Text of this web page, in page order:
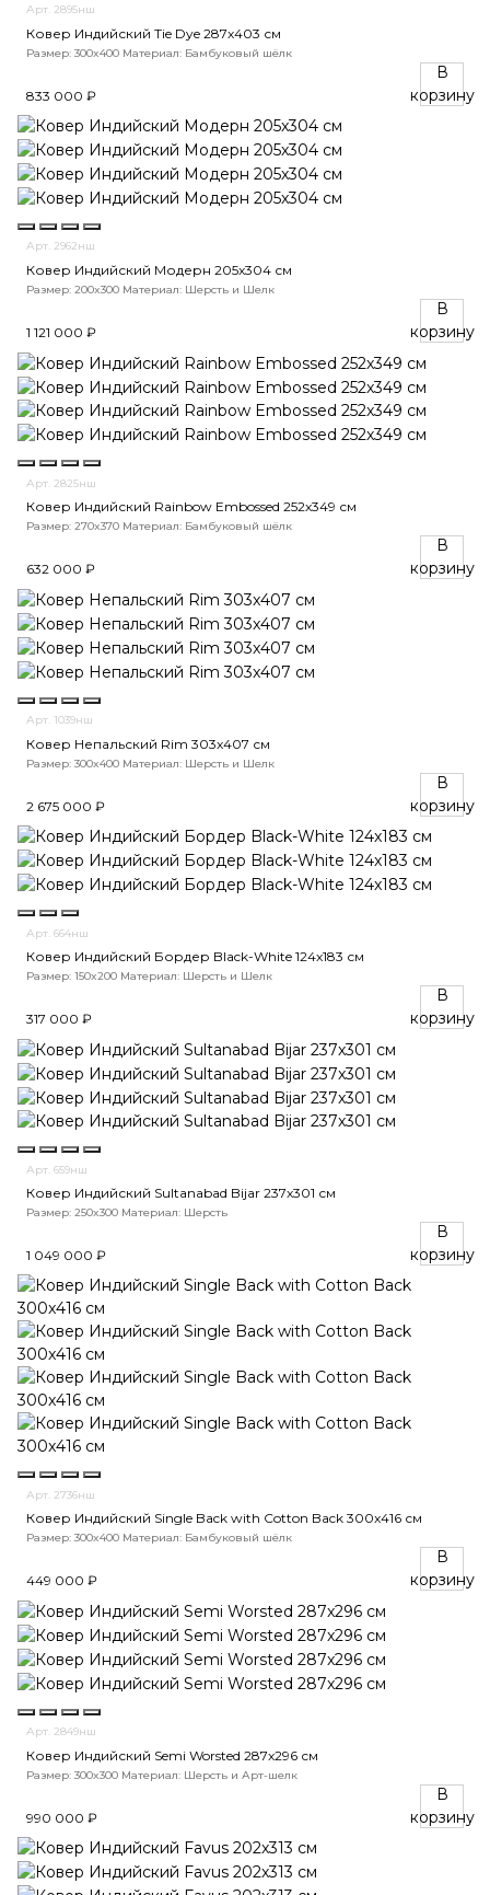
Арт. 2895нш
Ковер Индийский Tie Dye 287x403 см
Размер: 300x400 Материал: Бамбуковый шёлк
833 000 ₽
В
корзину
Арт. 2962нш
Ковер Индийский Модерн 205x304 см
Размер: 200x300 Материал: Шерсть и Шелк
1 121 000 ₽
В
корзину
Арт. 2825нш
Ковер Индийский Rainbow Embossed 252x349 см
Размер: 270x370 Материал: Бамбуковый шёлк
632 000 ₽
В
корзину
Арт. 1039нш
Ковер Непальский Rim 303x407 см
Размер: 300x400 Материал: Шерсть и Шелк
2 675 000 ₽
В
корзину
Арт. 664нш
Ковер Индийский Бордер Black-White 124x183 см
Размер: 150x200 Материал: Шерсть и Шелк
317 000 ₽
В
корзину
Арт. 659нш
Ковер Индийский Sultanabad Bijar 237x301 см
Размер: 250x300 Материал: Шерсть
1 049 000 ₽
В
корзину
Арт. 2736нш
Ковер Индийский Single Back with Cotton Back 300x416 см
Размер: 300x400 Материал: Бамбуковый шёлк
449 000 ₽
В
корзину
Арт. 2849нш
Ковер Индийский Semi Worsted 287x296 см
Размер: 300x300 Материал: Шерсть и Арт-шелк
990 000 ₽
В
корзину